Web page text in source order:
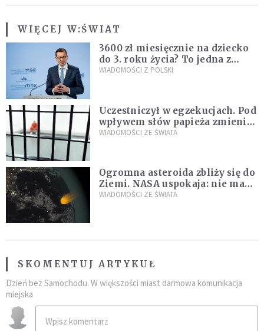
WIĘCEJ W:ŚWIAT
3600 zł miesięcznie na dziecko
do 3. roku życia? To jedna z
propozycji programu "Rozwój
WIADOMOŚCI Z POLSKI
Uczestniczył w egzekucjach. Pod
wpływem słów papieża zmienił
zdanie
WIADOMOŚCI ZE ŚWIATA
Ogromna asteroida zbliży się do
Ziemi. NASA uspokaja: nie ma
zagrożenia
WIADOMOŚCI ZE ŚWIATA
SKOMENTUJ ARTYKUŁ
Dzień bez Samochodu. W większości miast darmowa komunikacja
miejska